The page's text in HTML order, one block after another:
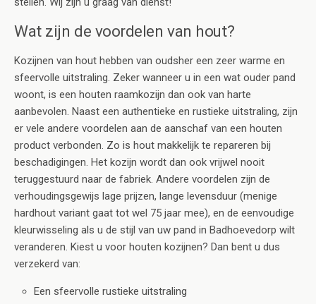
Wat zijn de voordelen van hout?
Kozijnen van hout hebben van oudsher een zeer warme en
sfeervolle uitstraling. Zeker wanneer u in een wat ouder pand
woont, is een houten raamkozijn dan ook van harte
aanbevolen. Naast een authentieke en rustieke uitstraling, zijn
er vele andere voordelen aan de aanschaf van een houten
product verbonden. Zo is hout makkelijk te repareren bij
beschadigingen. Het kozijn wordt dan ook vrijwel nooit
teruggestuurd naar de fabriek. Andere voordelen zijn de
verhoudingsgewijs lage prijzen, lange levensduur (menige
hardhout variant gaat tot wel 75 jaar mee), en de eenvoudige
kleurwisseling als u de stijl van uw pand in Badhoevedorp wilt
veranderen. Kiest u voor houten kozijnen? Dan bent u dus
verzekerd van:
Een sfeervolle rustieke uitstraling